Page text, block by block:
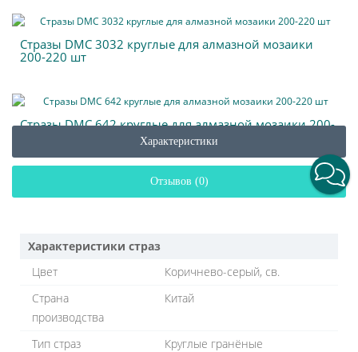
Стразы DMC 3032 круглые для алмазной мозаики
200-220 шт
Стразы DMC 642 круглые для алмазной мозаики 200-
Характеристики
Отзывов (0)
Характеристики страз
Цвет
Коричнево-серый, св.
Страна
производства
Китай
Тип страз
Круглые гранёные